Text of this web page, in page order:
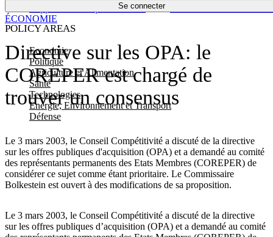
Se connecter
POLICY AREAS
Economie
Politique
Agriculture et Alimentation
Santé
Technologies
Energie, Environnement et Transport
Défense
Économie
Directive sur les OPA: le
COREPER est chargé de
trouver un consensus
Le 3 mars 2003, le Conseil Compétitivité a discuté de la directive
sur les offres publiques d'acquisition (OPA) et a demandé au comité
des représentants permanents des Etats Membres (COREPER) de
considérer ce sujet comme étant prioritaire. Le Commissaire
Bolkestein est ouvert à des modifications de sa proposition.
ÉCONOMIE
Le 3 mars 2003, le Conseil Compétitivité a discuté de la directive
sur les offres publiques d’acquisition (OPA) et a demandé au comité